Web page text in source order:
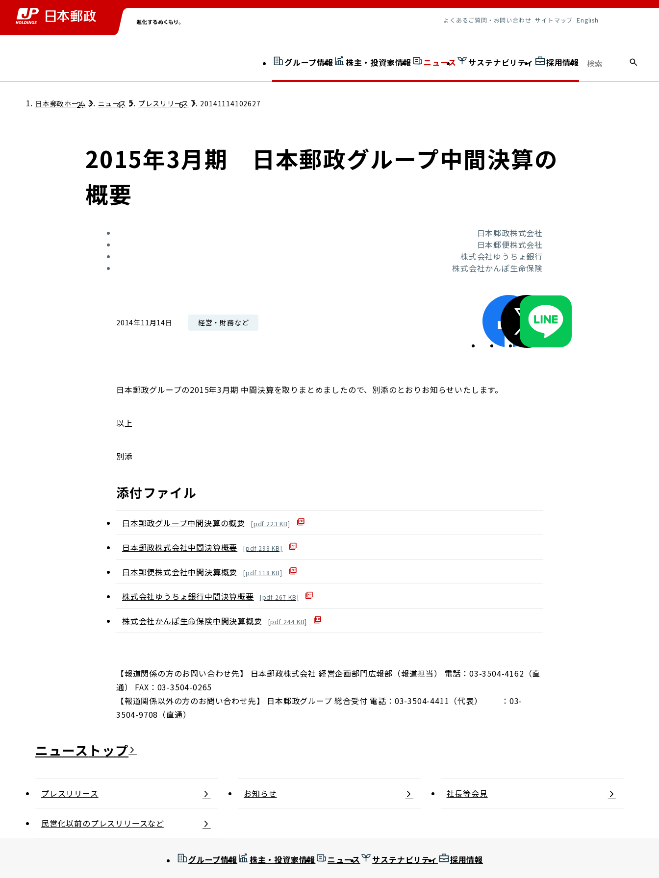
よくあるご質問・お問い合わせ サイトマップ English
グループ情報
グループ情報トップ
ローカル共創イニシアティブ
社長室通信
JP 改革実行委員会
株主・投資家情報
株主・投資家情報トップ
個人投資家のみなさまへ
ニュース
ニューストップ
サステナビリティ
サステナビリティトップ
担当役員メッセージ
サステナビリティマネジメント
開示情報検索
採用情報
採用情報トップ
日本郵政ホーム ニュース プレスリリース 20141114102627
2015年3月期 日本郵政グループ中間決算の
概要
日本郵政株式会社
日本郵便株式会社
株式会社ゆうちょ銀行
株式会社かんぽ生命保険
2014年11月14日 経営・財務など
日本郵政グループの2015年3月期 中間決算を取りまとめましたので、別添のとおりお知らせいたします。
以上
別添
添付ファイル
日本郵政グループ中間決算の概要 [pdf 223 KB]
日本郵政株式会社中間決算概要 [pdf 298 KB]
日本郵便株式会社中間決算概要 [pdf 118 KB]
株式会社ゆうちょ銀行中間決算概要 [pdf 267 KB]
株式会社かんぽ生命保険中間決算概要 [pdf 244 KB]
【報道関係の方のお問い合わせ先】 日本郵政株式会社 経営企画部門広報部（報道担当） 電話：03-3504-4162（直
通） FAX：03-3504-0265
【報道関係以外の方のお問い合わせ先】 日本郵政グループ 総合受付 電話：03-3504-4411（代表） ：03-
3504-9708（直通）
ニュース
プレスリリース お知らせ 社長等会見
民営化以前のプレスリリースなど
グループ情報 株主・投資家情報 ニュース サステナビリティ 採用情報